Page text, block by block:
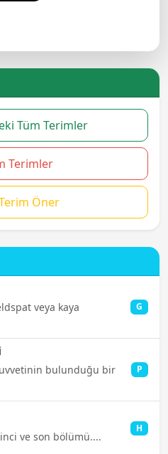
Tüm Terimler
Terimler
Öner
veya kaya
G
bulunduğu bir
P
ve son bölümü....
H